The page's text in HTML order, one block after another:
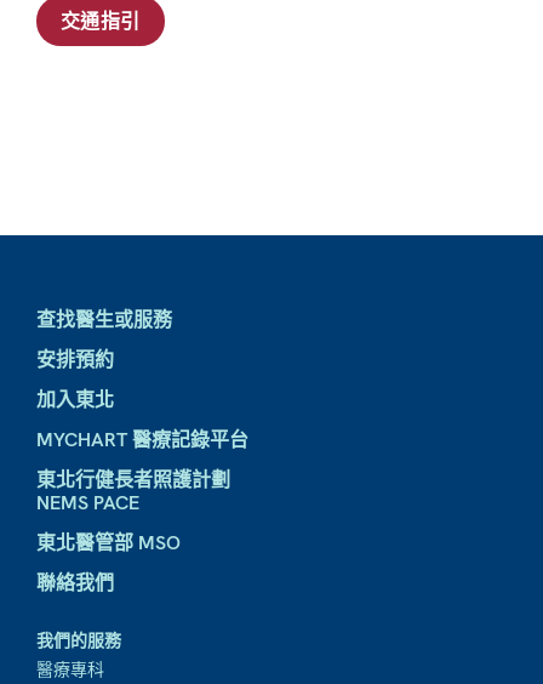
交通指引
查找醫生或服務
安排預約
加入東北
MYCHART 醫療記錄平台
東北行健長者照護計劃
NEMS PACE
東北醫管部 MSO
聯絡我們
我們的服務
醫療專科